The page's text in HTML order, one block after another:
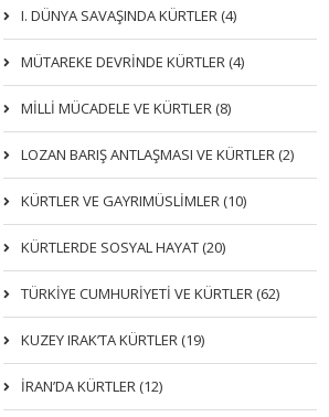
I. DÜNYA SAVAŞINDA KÜRTLER (4)
MÜTAREKE DEVRİNDE KÜRTLER (4)
MİLLİ MÜCADELE VE KÜRTLER (8)
LOZAN BARIŞ ANTLAŞMASI VE KÜRTLER (2)
KÜRTLER VE GAYRIMÜSLIMLER (10)
KÜRTLERDE SOSYAL HAYAT (20)
TÜRKİYE CUMHURİYETİ VE KÜRTLER (62)
KUZEY IRAK’TA KÜRTLER (19)
İRAN’DA KÜRTLER (12)